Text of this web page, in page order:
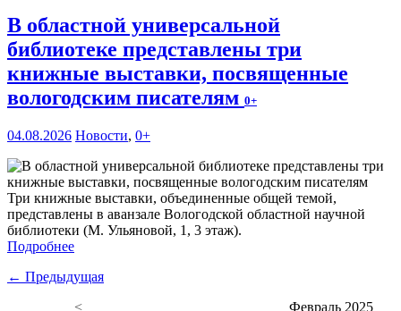
В областной универсальной
библиотеке представлены три
книжные выставки, посвященные
вологодским писателям 0+
04.08.2026 Новости, 0+
Три книжные выставки, объединенные общей темой,
представлены в аванзале Вологодской областной научной
библиотеки (М. Ульяновой, 1, 3 этаж).
Подробнее
← Предыдущая
<
Февраль 2025